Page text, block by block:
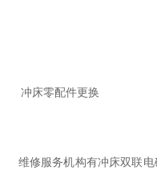
冲床零配件更换
维修服务机构有冲床双联